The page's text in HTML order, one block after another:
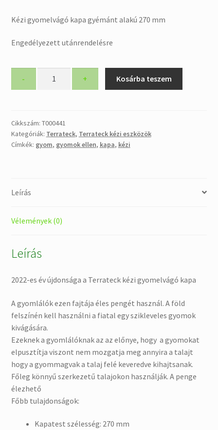
Kézi gyomelvágó kapa gyémánt alakú 270 mm
Engedélyezett utánrendelésre
-
gyémánt
alakú
270mm
+ Kosárba teszem
Cikkszám: T000441
Kategóriák: Terrateck, Terrateck kézi eszközök
Címkék: gyom, gyomok ellen, kapa, kézi
Leírás
Vélemények (0)
Leírás
2022-es év újdonsága a Terrateck kézi gyomelvágó kapa
A gyomlálók ezen fajtája éles pengét használ. A föld
felszínén kell használni a fiatal egy szikleveles gyomok
kivágására.
Ezeknek a gyomlálóknak az az előnye, hogy a gyomokat
elpusztítja viszont nem mozgatja meg annyira a talajt
hogy a gyommagvak a talaj felé keveredve kihajtsanak.
Főleg könnyű szerkezetű talajokon használják. A penge
élezhető
Főbb tulajdonságok:
Kapatest szélesség: 270 mm